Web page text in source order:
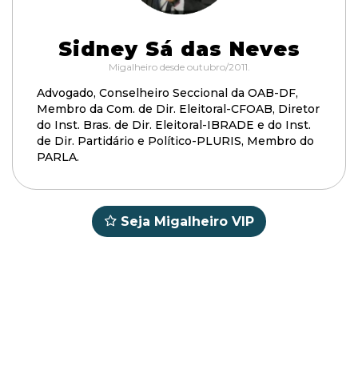
Sidney Sá das Neves
Migalheiro desde outubro/2011.
Advogado, Conselheiro Seccional da OAB-DF,
Membro da Com. de Dir. Eleitoral-CFOAB, Diretor
do Inst. Bras. de Dir. Eleitoral-IBRADE e do Inst.
de Dir. Partidário e Político-PLURIS, Membro do
PARLA.
Seja Migalheiro VIP